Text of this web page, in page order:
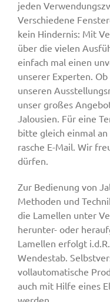
jeden
Verschiedene
kein Hindernis: Mit
über die vielen
einfach mal einen
unserer Experten.
unseren
unser großes
Jalousien. Für eine
bitte gleich einmal
rasche E-Mail. Wir
dürfen.
Zur Bedienung von
Methoden und
die Lamellen unter
herunter- oder
Lamellen erfolgt
Wendestab.
vollautomatische
auch mit Hilfe eines